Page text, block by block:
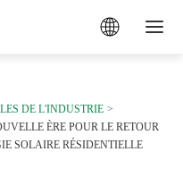
DE L'INDUSTRIE
ÈRE POUR LE RETOUR
SOLAIRE RÉSIDENTIELLE